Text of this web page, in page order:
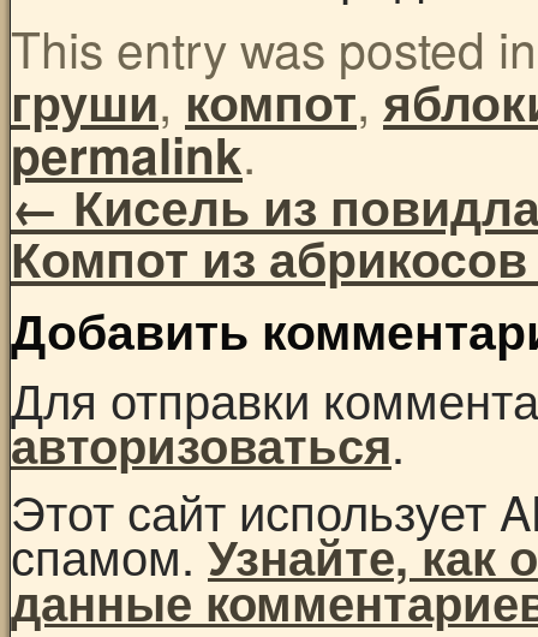
This entry was posted
груши, компот,
permalink.
←Кисель из
Компот из
Добавить
Для отправки
авторизоваться.
Этот сайт использует
спамом.Узнайте,
данные